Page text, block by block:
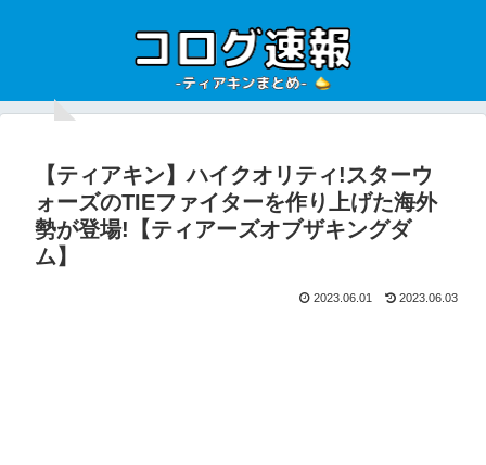
【ティアキン】ハイクオリティ!スターウ
ォーズのTIEファイターを作り上げた海外
勢が登場!【ティアーズオブザキングダ
ム】
2023.06.01 2023.06.03